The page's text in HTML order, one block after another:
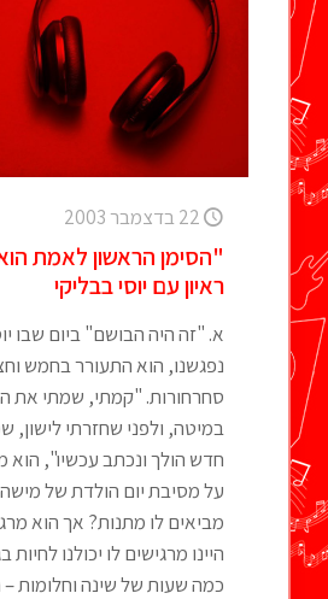
22 בדצמבר 2003
"הסימן הראשון לאמת
ראיון עם יוסי בבליקי
א. "זה היה הבושם" ביום שבו
נפגשנו, הוא התעורר בחמש
סחרחורות. "קמתי, שמתי את
במיטה, ולפני שחזרתי לישון,
חדש הולך ונכתב עכשיו", הוא
מביאים לו מתנות? אך הוא
היינו מרגישים לו יכולנו לחיות
כמה שעות של שינה וחלומות